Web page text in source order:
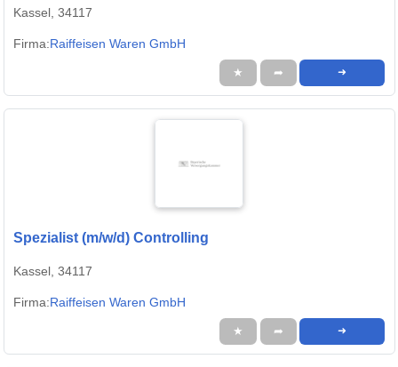
Kassel, 34117
Firma:Raiffeisen Waren GmbH
★ ➦ ➜
Spezialist (m/w/d) Controlling
Kassel, 34117
Firma:Raiffeisen Waren GmbH
★ ➦ ➜